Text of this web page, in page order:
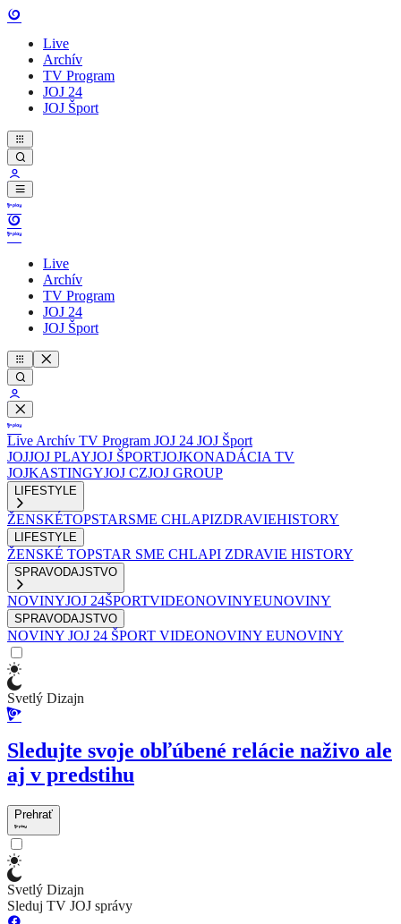
Live
Archív
TV Program
JOJ 24
JOJ Šport
Live
Archív
TV Program
JOJ 24
JOJ Šport
Live Archív TV Program JOJ 24 JOJ Šport
JOJJOJ PLAYJOJ ŠPORTJOJKONADÁCIA TV
JOJKASTINGYJOJ CZJOJ GROUP
LIFESTYLE
ŽENSKÉTOPSTARSME CHLAPIZDRAVIEHISTORY
LIFESTYLE
ŽENSKÉ TOPSTAR SME CHLAPI ZDRAVIE HISTORY
SPRAVODAJSTVO
NOVINYJOJ 24ŠPORTVIDEONOVINYEUNOVINY
SPRAVODAJSTVO
NOVINY JOJ 24 ŠPORT VIDEONOVINY EUNOVINY
Svetlý Dizajn
Sledujte svoje obľúbené relácie naživo ale
aj v predstihu
Prehrať
Svetlý Dizajn
Sleduj TV JOJ správy